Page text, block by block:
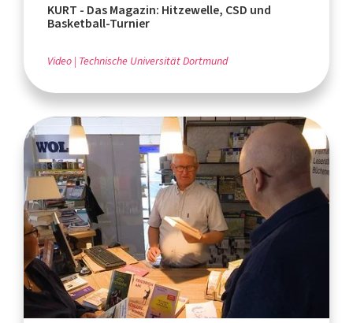
KURT - Das Magazin: Hitzewelle, CSD und
Basketball-Turnier
Video Technische Universität Dortmund